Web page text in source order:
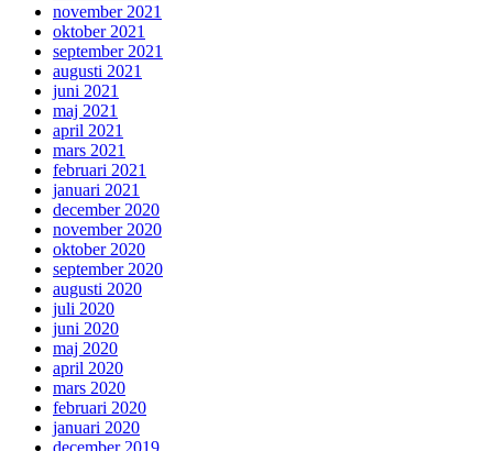
november 2021
oktober 2021
september 2021
augusti 2021
juni 2021
maj 2021
april 2021
mars 2021
februari 2021
januari 2021
december 2020
november 2020
oktober 2020
september 2020
augusti 2020
juli 2020
juni 2020
maj 2020
april 2020
mars 2020
februari 2020
januari 2020
december 2019